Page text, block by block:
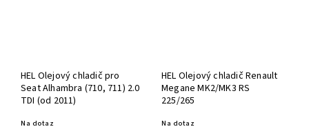
HEL Olejový chladič pro
Seat Alhambra (710, 711) 2.0
TDI (od 2011)
Na dotaz
HEL Olejový chladič Renault
Megane MK2/MK3 RS
225/265
Na dotaz